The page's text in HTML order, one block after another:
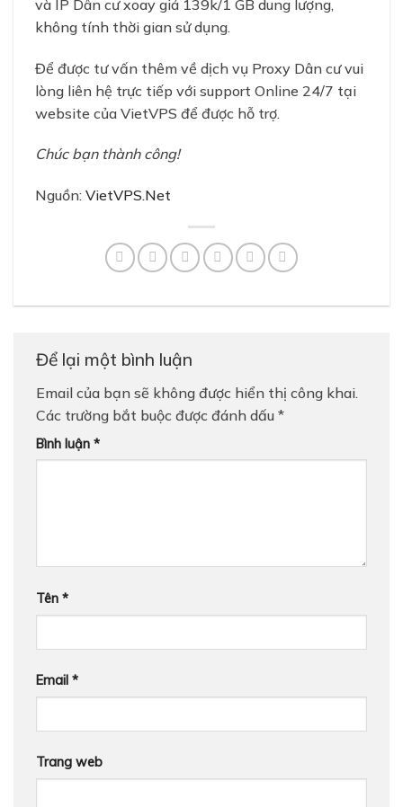
và IP Dân cư xoay giá 139k/1 GB dung lượng,
không tính thời gian sử dụng.
Để được tư vấn thêm về dịch vụ Proxy Dân cư vui
lòng liên hệ trực tiếp với support Online 24/7 tại
website của VietVPS để được hỗ trợ.
Chúc bạn thành công!
Nguồn: VietVPS.Net
Để lại một bình luận
Email của bạn sẽ không được hiển thị công khai.
Các trường bắt buộc được đánh dấu *
Bình luận *
Tên *
Email *
Trang web